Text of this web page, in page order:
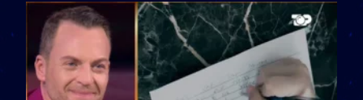
mungojë zilja e mëngjesit kur…